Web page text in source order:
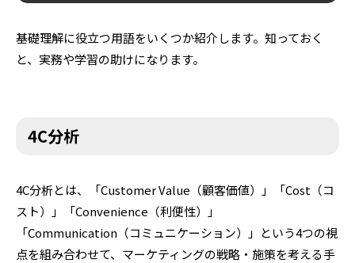
基礎理解に役立つ用語をいくつか紹介します。知っておく
と、実務や学習の助けになります。
4C分析
4C分析とは、「Customer Value（顧客価値）」「Cost（コ
スト）」「Convenience（利便性）」
「Communication（コミュニケーション）」という4つの視
点を組み合わせて、マーケティングの戦略・施策を考える手